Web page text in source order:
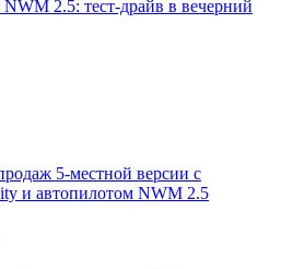
2.5: тест-драйв в вечерний
5-местной версии с
и автопилотом NWM 2.5